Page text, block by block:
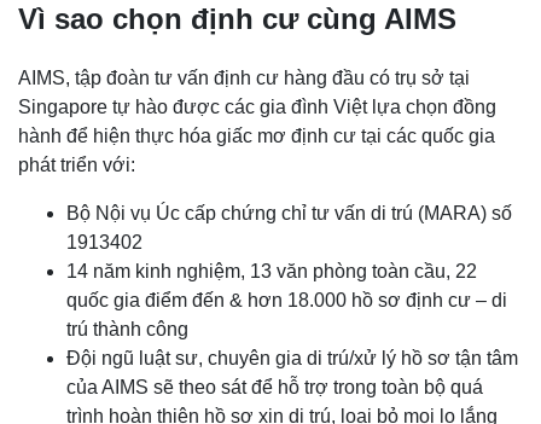
Vì sao chọn định cư cùng AIMS
AIMS, tập đoàn tư vấn định cư hàng đầu có trụ sở tại
Singapore tự hào được các gia đình Việt lựa chọn đồng
hành để hiện thực hóa giấc mơ định cư tại các quốc gia
phát triển với:
Bộ Nội vụ Úc cấp chứng chỉ tư vấn di trú (MARA) số
1913402
14 năm kinh nghiệm, 13 văn phòng toàn cầu, 22
quốc gia điểm đến & hơn 18.000 hồ sơ định cư – di
trú thành công
Đội ngũ luật sư, chuyên gia di trú/xử lý hồ sơ tận tâm
của AIMS sẽ theo sát để hỗ trợ trong toàn bộ quá
trình hoàn thiện hồ sơ xin di trú, loại bỏ mọi lo lắng